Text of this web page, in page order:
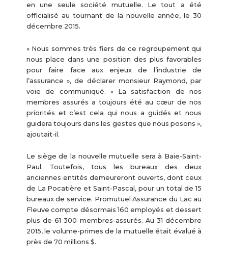
en une seule société mutuelle. Le tout a été
officialisé au tournant de la nouvelle année, le 30
décembre 2015.
« Nous sommes très fiers de ce regroupement qui
nous place dans une position des plus favorables
pour faire face aux enjeux de l’industrie de
l’assurance », de déclarer monsieur Raymond, par
voie de communiqué. « La satisfaction de nos
membres assurés a toujours été au cœur de nos
priorités et c’est cela qui nous a guidés et nous
guidera toujours dans les gestes que nous posons »,
ajoutait-il.
Le siège de la nouvelle mutuelle sera à Baie-Saint-
Paul. Toutefois, tous les bureaux des deux
anciennes entités demeureront ouverts, dont ceux
de La Pocatière et Saint-Pascal, pour un total de 15
bureaux de service. Promutuel Assurance du Lac au
Fleuve compte désormais 160 employés et dessert
plus de 61 300 membres-assurés. Au 31 décembre
2015, le volume-primes de la mutuelle était évalué à
près de 70 millions $.